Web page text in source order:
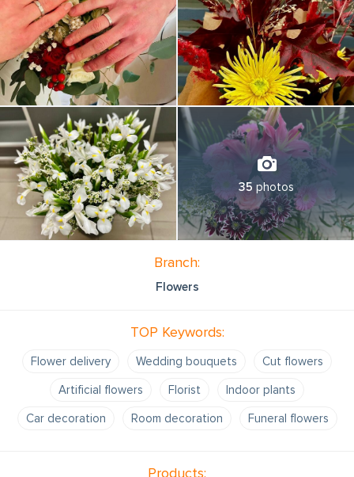
35 photos
Branch:
Flowers
TOP Keywords:
Flower delivery Wedding bouquets
Cut flowers
Artificial flowers
Florist
Indoor plants
Car decoration
Room decoration Funeral flowers
Products: